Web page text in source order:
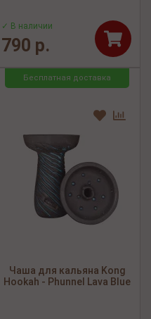
✓ В наличии
790 р.
Бесплатная доставка
Чаша для кальяна Kong
Hookah - Phunnel Lava Blue